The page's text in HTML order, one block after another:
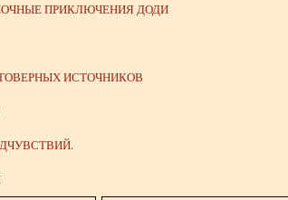
ПРИКЛЮЧЕНИЯ ДОДИ
ИСТОЧНИКОВ